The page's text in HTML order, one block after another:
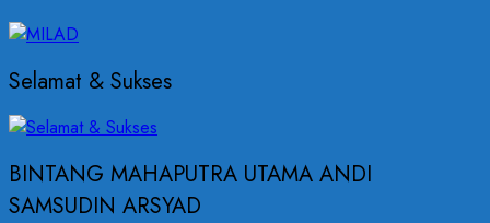
Selamat & Sukses
BINTANG MAHAPUTRA UTAMA ANDI
SAMSUDIN ARSYAD